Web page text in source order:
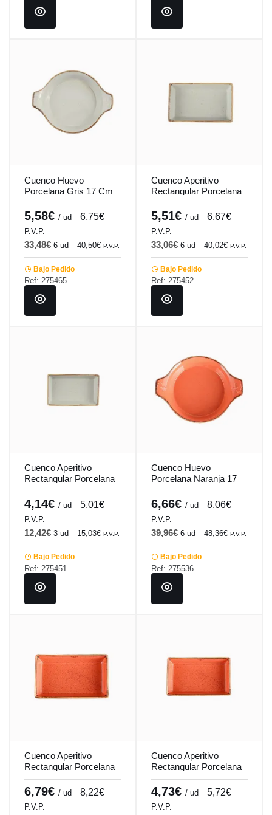
Cuenco Huevo
Porcelana Gris 17 Cm
Seasons Porland
5,58€ / ud 6,75€
P.V.P.
33,48€ 6 ud 40,50€ P.V.P.
Bajo Pedido
Ref: 275465
Cuenco Aperitivo
Rectangular Porcelana
Gris 16 Cm Seasons
Porland
5,51€ / ud 6,67€
P.V.P.
33,06€ 6 ud 40,02€ P.V.P.
Bajo Pedido
Ref: 275452
Cuenco Aperitivo
Rectangular Porcelana
Gris 8x14 Cm Seasons
Porland
4,14€ / ud 5,01€
P.V.P.
12,42€ 3 ud 15,03€ P.V.P.
Bajo Pedido
Ref: 275451
Cuenco Huevo
Porcelana Naranja 17
Cm Seasons Porland
6,66€ / ud 8,06€
P.V.P.
39,96€ 6 ud 48,36€ P.V.P.
Bajo Pedido
Ref: 275536
Cuenco Aperitivo
Rectangular Porcelana
Naranja 16 Cm
Seasons Porland
6,79€ / ud 8,22€
P.V.P.
Cuenco Aperitivo
Rectangular Porcelana
Naranja 8x14 Cm
Seasons Porland
4,73€ / ud 5,72€
P.V.P.